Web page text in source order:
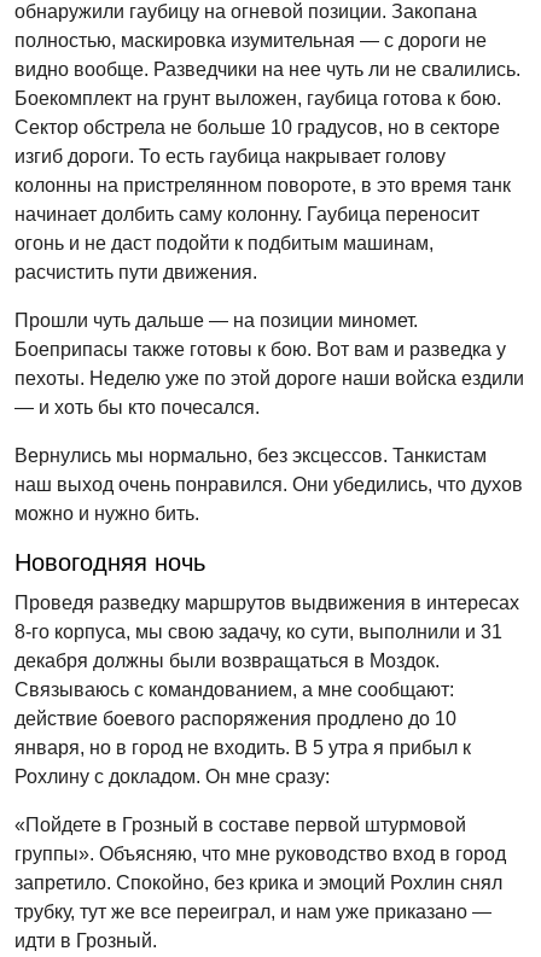
обнаружили гаубицу на огневой позиции. Закопана
полностью, маскировка изумительная — с дороги не
видно вообще. Разведчики на нее чуть ли не свалились.
Боекомплект на грунт выложен, гаубица готова к бою.
Сектор обстрела не больше 10 градусов, но в секторе
изгиб дороги. То есть гаубица накрывает голову
колонны на пристрелянном повороте, в это время танк
начинает долбить саму колонну. Гаубица переносит
огонь и не даст подойти к подбитым машинам,
расчистить пути движения.
Прошли чуть дальше — на позиции миномет.
Боеприпасы также готовы к бою. Вот вам и разведка у
пехоты. Неделю уже по этой дороге наши войска ездили
— и хоть бы кто почесался.
Вернулись мы нормально, без эксцессов. Танкистам
наш выход очень понравился. Они убедились, что духов
можно и нужно бить.
Новогодняя ночь
Проведя разведку маршрутов выдвижения в интересах
8-го корпуса, мы свою задачу, ко сути, выполнили и 31
декабря должны были возвращаться в Моздок.
Связываюсь с командованием, а мне сообщают:
действие боевого распоряжения продлено до 10
января, но в город не входить. В 5 утра я прибыл к
Рохлину с докладом. Он мне сразу:
«Пойдете в Грозный в составе первой штурмовой
группы». Объясняю, что мне руководство вход в город
запретило. Спокойно, без крика и эмоций Рохлин снял
трубку, тут же все переиграл, и нам уже приказано —
идти в Грозный.